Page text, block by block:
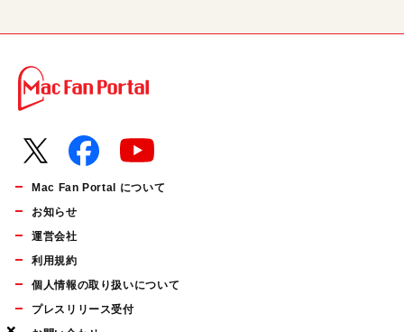
Mac Fan Portal について
お知らせ
運営会社
利用規約
個人情報の取り扱いについて
プレスリリース受付